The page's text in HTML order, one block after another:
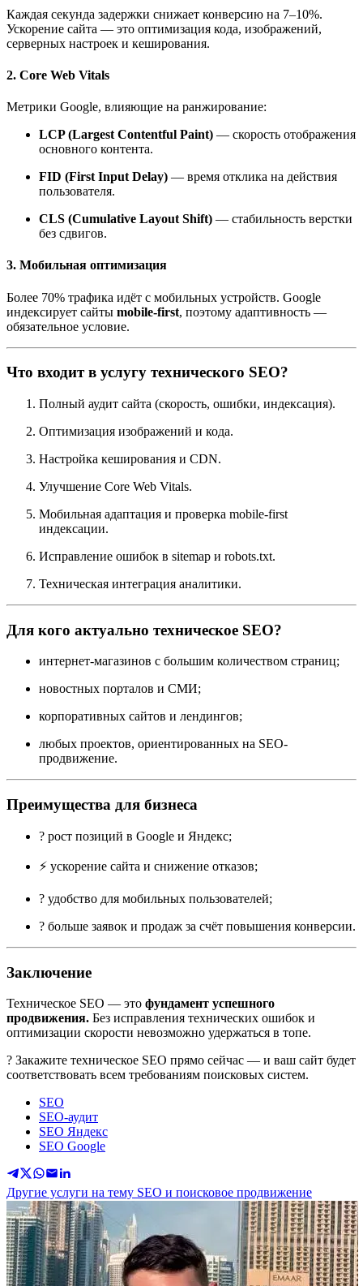
Каждая секунда задержки снижает конверсию на 7–10%.
Ускорение сайта — это оптимизация кода, изображений,
серверных настроек и кеширования.
2. Core Web Vitals
Метрики Google, влияющие на ранжирование:
LCP (Largest Contentful Paint) — скорость отображения
основного контента.
FID (First Input Delay) — время отклика на действия
пользователя.
CLS (Cumulative Layout Shift) — стабильность верстки
без сдвигов.
3. Мобильная оптимизация
Более 70% трафика идёт с мобильных устройств. Google
индексирует сайты mobile-first, поэтому адаптивность —
обязательное условие.
Что входит в услугу технического SEO?
Полный аудит сайта (скорость, ошибки, индексация).
Оптимизация изображений и кода.
Настройка кеширования и CDN.
Улучшение Core Web Vitals.
Мобильная адаптация и проверка mobile-first
индексации.
Исправление ошибок в sitemap и robots.txt.
Техническая интеграция аналитики.
Для кого актуально техническое SEO?
интернет-магазинов с большим количеством страниц;
новостных порталов и СМИ;
корпоративных сайтов и лендингов;
любых проектов, ориентированных на SEO-
продвижение.
Преимущества для бизнеса
? рост позиций в Google и Яндекс;
⚡ ускорение сайта и снижение отказов;
? удобство для мобильных пользователей;
? больше заявок и продаж за счёт повышения конверсии.
Заключение
Техническое SEO — это фундамент успешного
продвижения. Без исправления технических ошибок и
оптимизации скорости невозможно удержаться в топе.
? Закажите техническое SEO прямо сейчас — и ваш сайт будет
соответствовать всем требованиям поисковых систем.
SEO
SEO-аудит
SEO Яндекс
SEO Google
Другие услуги на тему SEO и поисковое продвижение